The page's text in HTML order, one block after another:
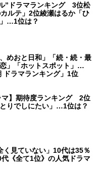
”ドラマランキング 3位松
ルテ」2位綾瀬はるか「ひ
…1位は？
めおと日和」「続・続・最
」「ホットスポット」…
ドラマランキング」1位
マ】期待度ランキング 2位
りでしにたい」…1位は？
く見ていない」10代は35％
《全て1位》の人気ドラマ